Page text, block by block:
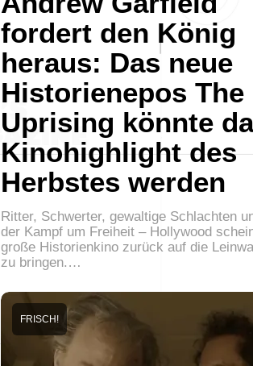
fordert den König
heraus: Das neue
Historienepos The
Uprising könnte
Kinohighlight des
Herbstes werden
Ritter, Schwerter, gewaltige Schlachten
der Kampf um Freiheit – Hollywood
große Historienkino zurück auf die
zu bringen.…
FRISCH!